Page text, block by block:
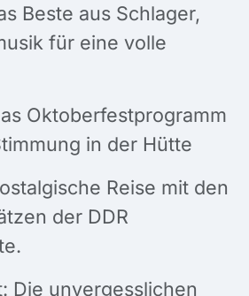
Beste aus Schlager,
für eine volle
Oktoberfestprogramm
in der Hütte
Reise mit den
der DDR
Die unvergesslichen